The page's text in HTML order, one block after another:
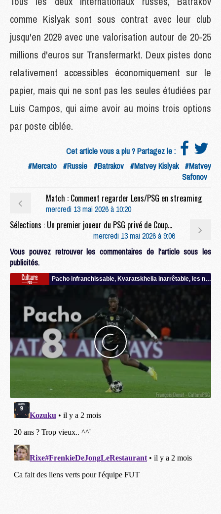
comme Kislyak sont sous contrat avec leur club
jusqu'en 2029 avec une valorisation autour de 20-25
millions d'euros sur Transfermarkt. Deux pistes donc
relativement accessibles économiquement sur le
papier, mais qui ne sont pas les seules étudiées par
Luis Campos, qui aime avoir au moins trois options
par poste ciblée.
Cet article vous a plu ? Partagez le :
#Mercato #Russie #Batrakov #Matvey Kislyak #Matvey
Safonov
Match : Comment regarder Lens/PSG en streaming
mercredi 13 mai 2026 à 10:20
Sélections : Un premier joueur du PSG privé de Coupe du monde ?
mercredi 13 mai 2026 à 9:06
Vous pouvez retrouver les commentaires de l'article sous les
publicités.